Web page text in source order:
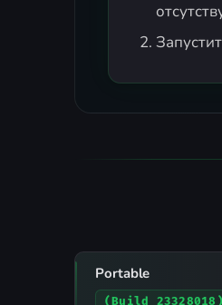
Portable
(Build 23328018)